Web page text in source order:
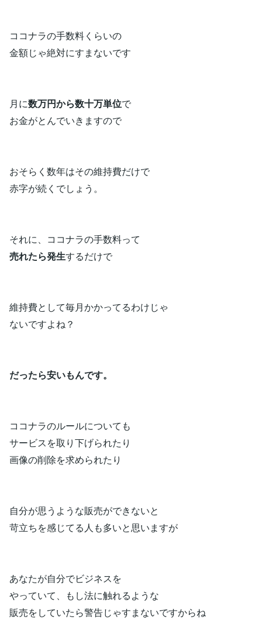
ココナラの手数料くらいの
金額じゃ絶対にすまないです
月に数万円から数十万単位で
お金がとんでいきますので
おそらく数年はその維持費だけで
赤字が続くでしょう。
それに、ココナラの手数料って
売れたら発生するだけで
維持費として毎月かかってるわけじゃ
ないですよね？
だったら安いもんです。
ココナラのルールについても
サービスを取り下げられたり
画像の削除を求められたり
自分が思うような販売ができないと
苛立ちを感じてる人も多いと思いますが
あなたが自分でビジネスを
やっていて、もし法に触れるような
販売をしていたら警告じゃすまないですからね